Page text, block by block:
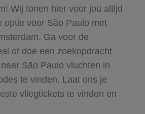
Wij tonen hier voor jou altijd
optie voor São Paulo met
Ga voor de
of doe een zoekopdracht
São Paulo vluchten in
te vinden. Laat ons je
vliegtickets te vinden en